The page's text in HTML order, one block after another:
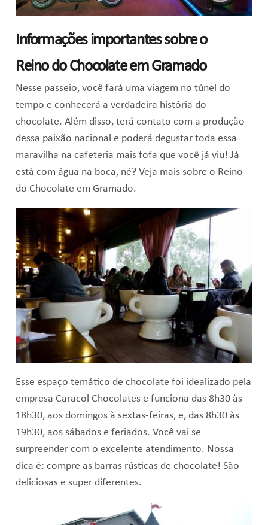
Informações importantes sobre o
Reino do Chocolate em Gramado
Nesse passeio, você fará uma viagem no túnel do
tempo e conhecerá a verdadeira história do
chocolate. Além disso, terá contato com a produção
dessa paixão nacional e poderá degustar toda essa
maravilha na cafeteria mais fofa que você já viu! Já
está com água na boca, né? Veja mais sobre o Reino
do Chocolate em Gramado.
Esse espaço temático de chocolate foi idealizado pela
empresa Caracol Chocolates e funciona das 8h30 às
18h30, aos domingos à sextas-feiras, e, das 8h30 às
19h30, aos sábados e feriados. Você vai se
surpreender com o excelente atendimento. Nossa
dica é: compre as barras rústicas de chocolate! São
deliciosas e super diferentes.